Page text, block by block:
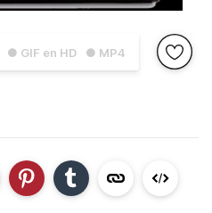
● GIF en HD ● MP4